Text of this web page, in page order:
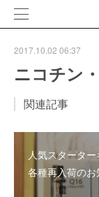
2017.10.02 06:37
ニコチン
関連記事
人気スタータ
各種再入荷の